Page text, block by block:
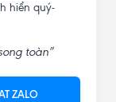
hiển quý-
toàn”
ZALO